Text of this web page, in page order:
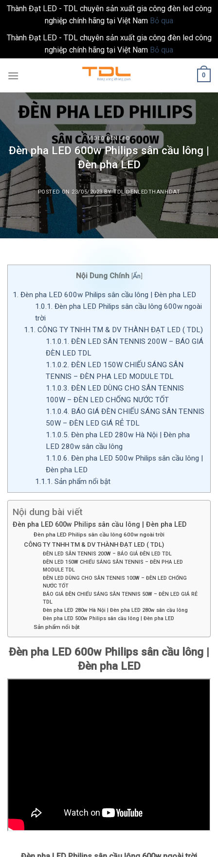
Thành Đạt LED - TDL chuyên sản xuất gia công đèn led công
nghiệp chính hãng tại Việt Nam Bỏ qua
Thành Đạt LED - TDL chuyên sản xuất gia công đèn led công
nghiệp chính hãng tại Việt Nam Bỏ qua
0
VIDEO ĐÈN LED
Đèn pha LED 600w Philips sân cầu lông |
Đèn pha LED
POSTED ON 23/05/2023BYTDL DENLEDTHANHDAT
Nội Dung Chính [Ẩn]
1. Đèn pha LED 600w Philips sân cầu lông | Đèn pha LED
1.0.1. Đèn pha LED Philips sân cầu lông 600w ngoài
trời
1.1. CÔNG TY TNHH TM & DV THÀNH ĐẠT LED ( TDL)
1.1.0.1. ĐÈN LED SÂN TENNIS 200W – BÁO GIÁ
ĐÈN LED TDL
1.1.0.2. ĐÈN LED 150W CHIẾU SÁNG SÂN
TENNIS – ĐÈN PHA LED MODULE TDL
1.1.0.3. ĐÈN LED DÙNG CHO SÂN TENNIS
100W – ĐÈN LED CHỐNG NƯỚC TỐT
1.1.0.4. BÁO GIÁ ĐÈN CHIẾU SÁNG SÂN TENNIS
50W – ĐÈN LED GIÁ RẺ TDL
1.1.0.5. Đèn pha LED 280w Hà Nội | Đèn pha
LED 280w sân cầu lông
1.1.0.6. Đèn pha LED 500w Philips sân cầu lông |
Đèn pha LED
1.1.1. Sản phẩm nổi bật
Nội dung bài viết
Đèn pha LED 600w Philips sân cầu lông | Đèn pha LED
Đèn pha LED Philips sân cầu lông 600w ngoài trời
CÔNG TY TNHH TM & DV THÀNH ĐẠT LED ( TDL)
ĐÈN LED SÂN TENNIS 200W – BÁO GIÁ ĐÈN LED TDL
ĐÈN LED 150W CHIẾU SÁNG SÂN TENNIS – ĐÈN PHA LED
MODULE TDL
ĐÈN LED DÙNG CHO SÂN TENNIS 100W – ĐÈN LED CHỐNG
NƯỚC TỐT
BÁO GIÁ ĐÈN CHIẾU SÁNG SÂN TENNIS 50W – ĐÈN LED GIÁ RẺ
TDL
Đèn pha LED 280w Hà Nội | Đèn pha LED 280w sân cầu lông
Đèn pha LED 500w Philips sân cầu lông | Đèn pha LED
Sản phẩm nổi bật
Đèn pha LED 600w Philips sân cầu lông |
Đèn pha LED